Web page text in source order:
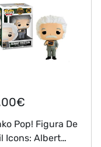
Pop! Figura De
Icons: Albert